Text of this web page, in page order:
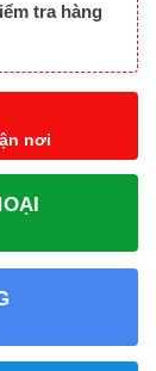
tra hàng
nơi